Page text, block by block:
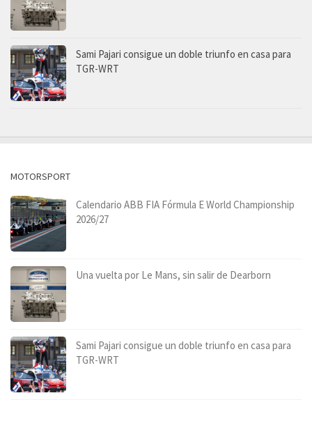
Sami Pajari consigue un doble triunfo en casa para
TGR-WRT
MOTORSPORT
Calendario ABB FIA Fórmula E World Championship
2026/27
Una vuelta por Le Mans, sin salir de Dearborn
Sami Pajari consigue un doble triunfo en casa para
TGR-WRT